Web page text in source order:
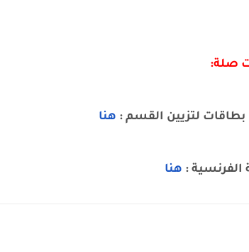
صلة:
لتزيين القسم : هنا
الفرنسية : هنا